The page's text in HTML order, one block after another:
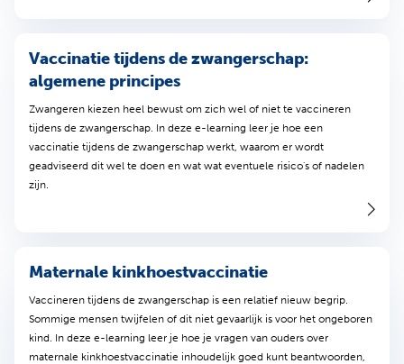
Vaccinatie tijdens de zwangerschap:
algemene principes
Zwangeren kiezen heel bewust om zich wel of niet te vaccineren
tijdens de zwangerschap. In deze e-learning leer je hoe een
vaccinatie tijdens de zwangerschap werkt, waarom er wordt
geadviseerd dit wel te doen en wat wat eventuele risico's of nadelen
zijn.
Maternale kinkhoestvaccinatie
Vaccineren tijdens de zwangerschap is een relatief nieuw begrip.
Sommige mensen twijfelen of dit niet gevaarlijk is voor het ongeboren
kind. In deze e-learning leer je hoe je vragen van ouders over
maternale kinkhoestvaccinatie inhoudelijk goed kunt beantwoorden,